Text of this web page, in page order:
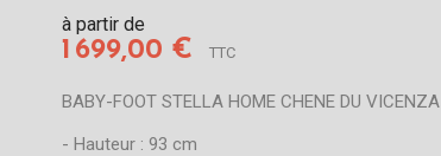
à partir de
1 699,00 € TTC
BABY-FOOT STELLA HOME CHENE DU VICENZA
- Hauteur : 93 cm